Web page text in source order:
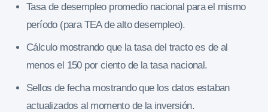
Tasa de desempleo promedio nacional para el mismo
período (para TEA de alto desempleo).
Cálculo mostrando que la tasa del tracto es de al
menos el 150 por ciento de la tasa nacional.
Sellos de fecha mostrando que los datos estaban
actualizados al momento de la inversión.